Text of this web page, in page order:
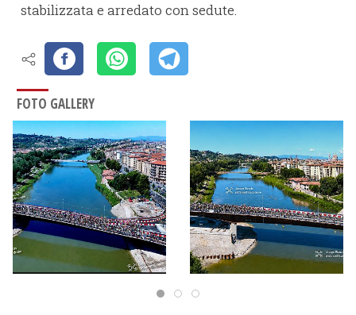
stabilizzata e arredato con sedute.
FOTO GALLERY